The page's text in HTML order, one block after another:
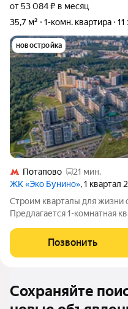
от 53 084 ₽ в месяц
35,7 м²
1-комн. квартира 11
новостройка
Потапово
21 мин.
ЖК «Эко Бунино», 1 квартал
Строим кварталы для жизни
Предлагается 1-комнатная
в жилом комплексе "Эко
с отделкой в нескольких
Позвонить
Сохраняйте